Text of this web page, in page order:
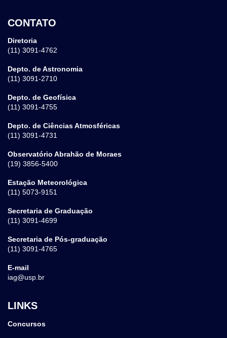
CONTATO
Diretoria
(11) 3091-4762
Depto. de Astronomia
(11) 3091-2710
Depto. de Geofísica
(11) 3091-4755
Depto. de Ciências Atmosféricas
(11) 3091-4731
Observatório Abrahão de Moraes
(19) 3856-5400
Estação Meteorológica
(11) 5073-9151
Secretaria de Graduação
(11) 3091-4699
Secretaria de Pós-graduação
(11) 3091-4765
E-mail
iag@usp.br
LINKS
Concursos